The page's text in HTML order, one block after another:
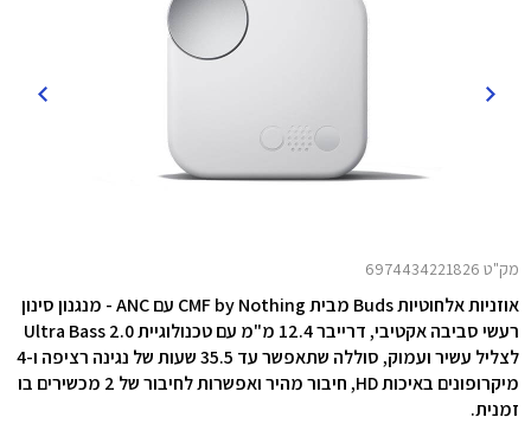
מק"ט 6974434221826
אוזניות אלחוטיות Buds מבית CMF by Nothing עם ANC - מנגנון סינון
רעשי סביבה אקטיבי, דרייבר 12.4 מ"מ עם טכנולוגיית Ultra Bass 2.0
לצליל עשיר ועמוק, סוללה שתאפשר עד 35.5 שעות של נגינה רציפה ו-4
מיקרופונים באיכות HD, חיבור מהיר ואפשרות לחיבור של 2 מכשירים בו
זמנית.